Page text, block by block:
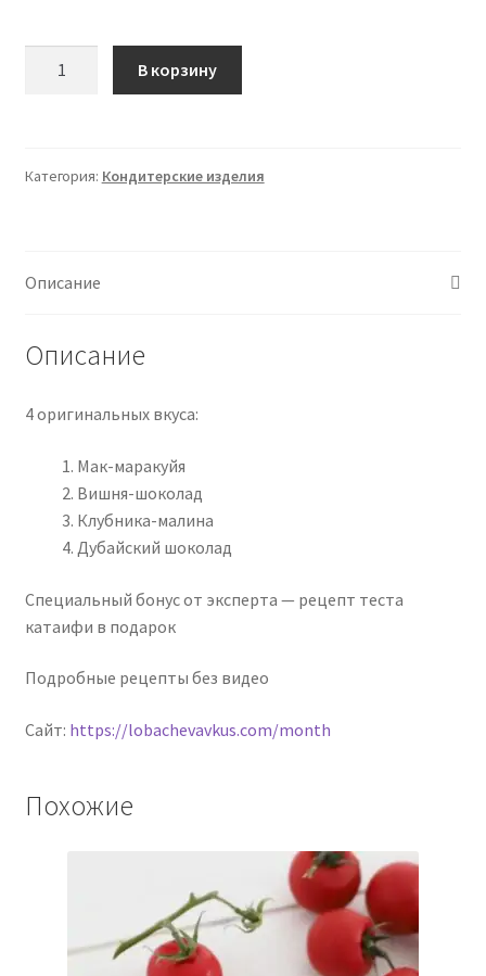
Пасхальный
(2026)
В корзину
Категория: Кондитерские изделия
Описание
Описание
4 оригинальных вкуса:
Мак-маракуйя
Вишня-шоколад
Клубника-малина
Дубайский шоколад
Специальный бонус от эксперта — рецепт теста
катаифи в подарок
Подробные рецепты без видео
Сайт: https://lobachevavkus.com/month
Похожие